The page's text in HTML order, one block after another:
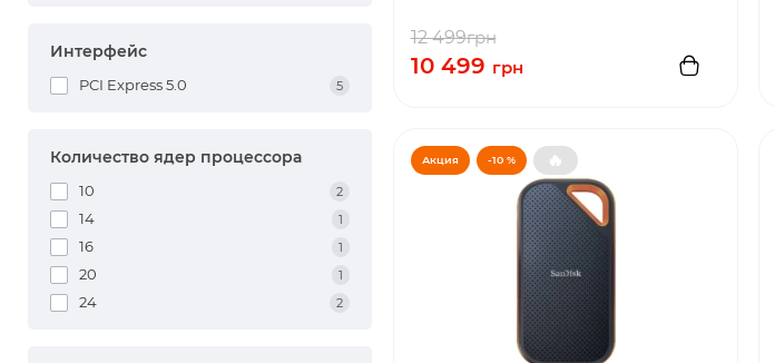
Интерфейс
PCI Express 5.0 5
Количество ядер процессора
10 2
14 1
16 1
20 1
24 2
12 499грн
10 499 грн
Акция -10 % 🔥